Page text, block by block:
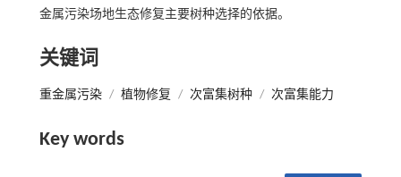
金属污染场地生态修复主要树种选择的依据。
关键词
重金属污染 / 植物修复 / 次富集树种 / 次富集能力
Key words